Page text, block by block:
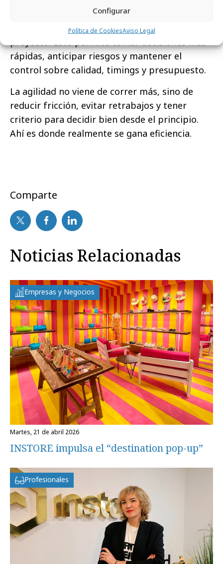
Configurar
Política de CookiesAviso Legal
agencias desde la fase inicial hasta la
implantación final, con una visión completa del
rápidas, anticipar riesgos y mantener el
control sobre calidad, timings y presupuesto.
La agilidad no viene de correr más, sino de
reducir fricción, evitar retrabajos y tener
criterio para decidir bien desde el principio.
Ahí es donde realmente se gana eficiencia.
Comparte
Noticias Relacionadas
Empresas y Negocios
martes, 21 de abril 2026
INSTORE impulsa el “destination pop-up”
Profesionales